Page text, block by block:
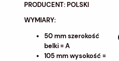
PRODUCENT: POLSKI
WYMIARY:
50 mm szerokość
belki = A
105 mm wysokość =